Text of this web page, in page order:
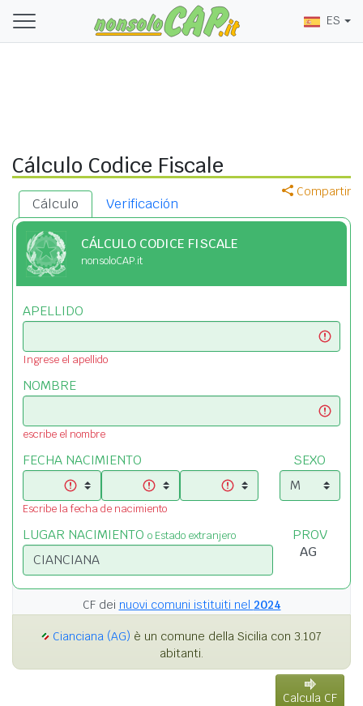
ES
Cálculo Codice Fiscale
Compartir
Cálculo Verificación
CÁLCULO CODICE FISCALE
nonsoloCAP.it
APELLIDO
Ingrese el apellido
NOMBRE
escribe el nombre
FECHA NACIMIENTO
Escribe la fecha de nacimiento
SEXO
LUGAR NACIMIENTO o Estado extranjero PROV
CF dei nuovi comuni istituiti nel 2024
Cianciana (AG) è un comune della Sicilia con 3.107
abitanti.
Calcula CF